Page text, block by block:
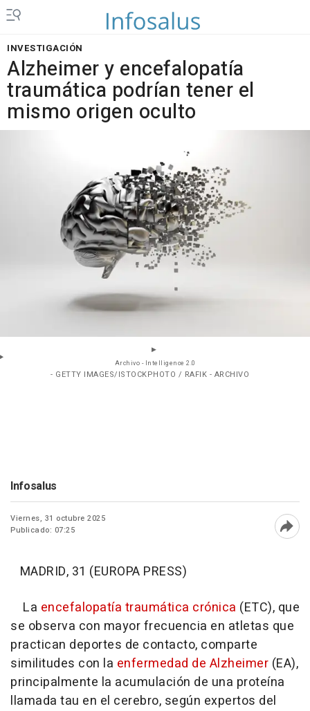
INVESTIGACIÓN
Alzheimer y encefalopatía
traumática podrían tener el
mismo origen oculto
Archivo - Intelligence 2.0
- GETTY IMAGES/ISTOCKPHOTO / RAFIK - ARCHIVO
Infosalus
Viernes, 31 octubre 2025
Publicado: 07:25
MADRID, 31 (EUROPA PRESS)
La encefalopatía traumática crónica (ETC), que
se observa con mayor frecuencia en atletas que
practican deportes de contacto, comparte
similitudes con la enfermedad de Alzheimer (EA),
principalmente la acumulación de una proteína
llamada tau en el cerebro, según expertos del